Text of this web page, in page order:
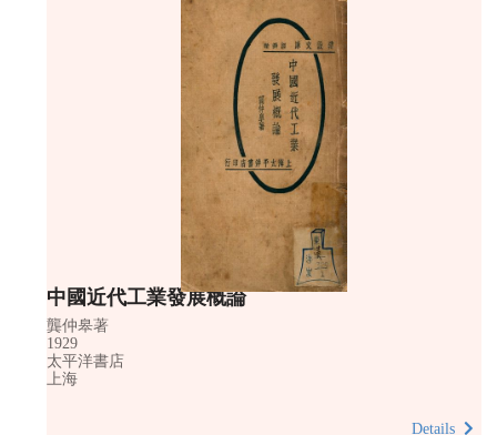
中國近代工業發展概論
龔仲皋著
1929
太平洋書店
上海
Details